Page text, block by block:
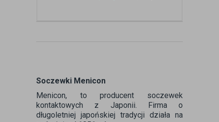
Soczewki Menicon
Menicon, to producent soczewek
kontaktowych z Japonii. Firma o
długoletniej japońskiej tradycji działa na